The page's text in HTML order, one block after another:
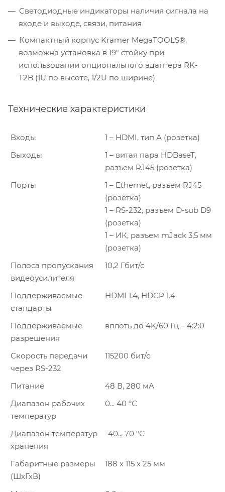
Светодиодные индикаторы наличия сигнала на
входе и выходе, связи, питания
Компактный корпус Kramer MegaTOOLS®,
возможна установка в 19″ стойку при
использовании опционального адаптера RK-
T2B (1U по высоте, 1/2U по ширине)
Технические характеристики
Входы
1 – HDMI, тип А (розетка)
Выходы
1 – витая пара HDBaseT,
разъем RJ45 (розетка)
Порты
1 – Ethernet, разъем RJ45
(розетка)
1 – RS-232, разъем D-sub D9
(розетка)
1 – ИК, разъем mJack 3,5 мм
(розетка)
Полоса пропускания
видеоусилителя
10,2 Гбит/с
Поддерживаемые
стандарты
HDMI 1.4, HDCP 1.4
Поддерживаемые
разрешения
вплоть до 4K/60 Гц – 4:2:0
Скорость передачи
через RS-232
115200 бит/с
Питание
48 В, 280 мА
Диапазон рабочих
температур
0... 40 °С
Диапазон температур
хранения
-40... 70 °С
Габаритные размеры
(ШхГхВ)
188 х 115 х 25 мм